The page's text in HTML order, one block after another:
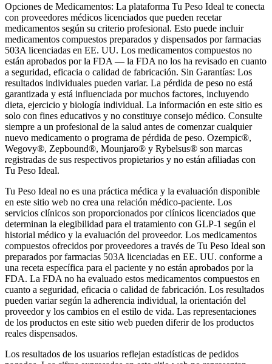
Opciones de Medicamentos: La plataforma Tu Peso Ideal te conecta
con proveedores médicos licenciados que pueden recetar
medicamentos según su criterio profesional. Esto puede incluir
medicamentos compuestos preparados y dispensados por farmacias
503A licenciadas en EE. UU. Los medicamentos compuestos no
están aprobados por la FDA — la FDA no los ha revisado en cuanto
a seguridad, eficacia o calidad de fabricación. Sin Garantías: Los
resultados individuales pueden variar. La pérdida de peso no está
garantizada y está influenciada por muchos factores, incluyendo
dieta, ejercicio y biología individual. La información en este sitio es
solo con fines educativos y no constituye consejo médico. Consulte
siempre a un profesional de la salud antes de comenzar cualquier
nuevo medicamento o programa de pérdida de peso. Ozempic®,
Wegovy®, Zepbound®, Mounjaro® y Rybelsus® son marcas
registradas de sus respectivos propietarios y no están afiliadas con
Tu Peso Ideal.
Tu Peso Ideal no es una práctica médica y la evaluación disponible
en este sitio web no crea una relación médico-paciente. Los
servicios clínicos son proporcionados por clínicos licenciados que
determinan la elegibilidad para el tratamiento con GLP-1 según el
historial médico y la evaluación del proveedor. Los medicamentos
compuestos ofrecidos por proveedores a través de Tu Peso Ideal son
preparados por farmacias 503A licenciadas en EE. UU. conforme a
una receta específica para el paciente y no están aprobados por la
FDA. La FDA no ha evaluado estos medicamentos compuestos en
cuanto a seguridad, eficacia o calidad de fabricación. Los resultados
pueden variar según la adherencia individual, la orientación del
proveedor y los cambios en el estilo de vida. Las representaciones
de los productos en este sitio web pueden diferir de los productos
reales dispensados.
Los resultados de los usuarios reflejan estadísticas de pedidos